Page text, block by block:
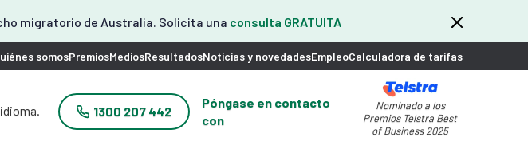
migratorio de Australia. Solicita una consulta GRATUITA
somosPremiosMediosResultadosNoticias y novedadesEmpleoCalculadora de tarifas
1300 207 442
Póngase en contacto
con
Nominado a los
Premios Telstra Best
of Business 2025